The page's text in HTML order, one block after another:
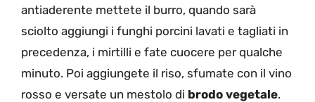
antiaderente mettete il burro, quando sarà
sciolto aggiungi i funghi porcini lavati e tagliati in
precedenza, i mirtilli e fate cuocere per qualche
minuto. Poi aggiungete il riso, sfumate con il vino
rosso e versate un mestolo di brodo vegetale.